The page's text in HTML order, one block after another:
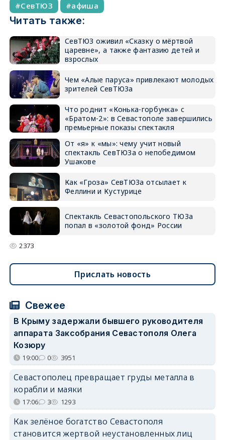
СевТЮЗ афиша
Читать также:
СевТЮЗ оживил «Сказку о мёртвой
царевне», а также фантазию детей и
взрослых
Чем «Алые паруса» привлекают молодых
зрителей СевТЮЗа
Что роднит «Конька-горбунка» с
«Братом-2»: в Севастополе завершились
премьерные показы спектакля
От «я» к «мы»: чему учит новый
спектакль СевТЮЗа о непобедимом
Ушакове
Как «Гроза» СевТЮЗа отсылает к
Феллини и Кустурице
Спектакль Севастопольского ТЮЗа
попал в «золотой фонд» России
2373
Прислать новость
Свежее
В Крыму задержали бывшего руководителя
аппарата Заксобрания Севастополя Олега
Козюру
19:00 0 3951
Севастополец превращает груды металла в
корабли и маяки
17:06 3 1293
Как зелёное богатство Севастополя
становится жертвой неустановленных лиц